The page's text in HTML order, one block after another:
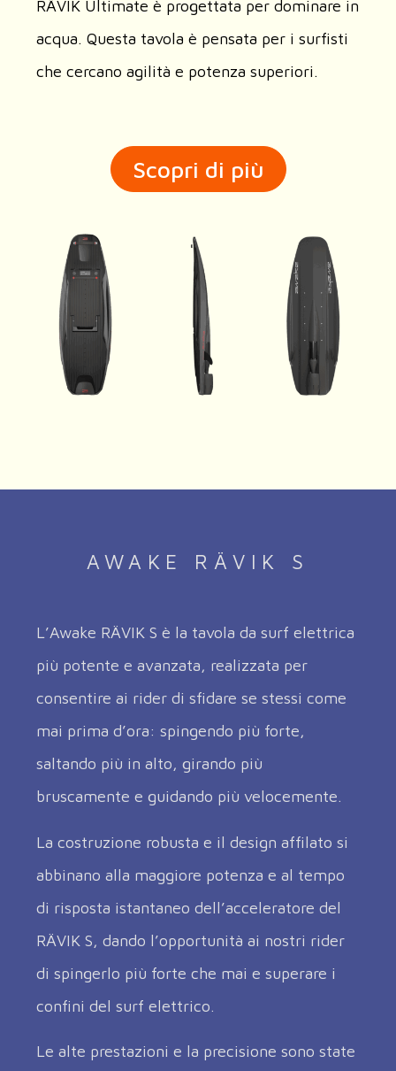
RÄVIK Ultimate è progettata per dominare in
acqua. Questa tavola è pensata per i surfisti
che cercano agilità e potenza superiori.
Scopri di più
AWAKE RÄVIK S
L’Awake RÄVIK S è la tavola da surf elettrica
più potente e avanzata, realizzata per
consentire ai rider di sfidare se stessi come
mai prima d’ora: spingendo più forte,
saltando più in alto, girando più
bruscamente e guidando più velocemente.
La costruzione robusta e il design affilato si
abbinano alla maggiore potenza e al tempo
di risposta istantaneo dell’acceleratore del
RÄVIK S, dando l’opportunità ai nostri rider
di spingerlo più forte che mai e superare i
confini del surf elettrico.
Le alte prestazioni e la precisione sono state